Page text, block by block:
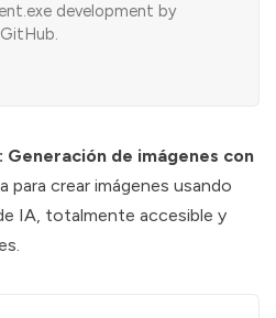
development by
Generación de imágenes con
para crear imágenes usando
IA, totalmente accesible y